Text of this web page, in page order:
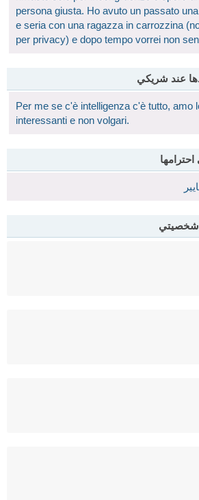
persona giusta. Ho avuto un passato
e seria con una ragazza in carrozzina
per privacy) e dopo tempo vorrei non
عند شريكي
Per me se c'è intelligenza c'è tutto, amo
interessanti e non volgari.
احترامها
شخصيتي